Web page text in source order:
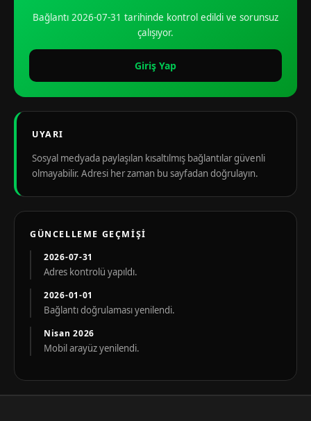
Bağlantı 2026-07-31 tarihinde kontrol edildi ve sorunsuz
çalışıyor.
Giriş Yap
UYARI
Sosyal medyada paylaşılan kısaltılmış bağlantılar güvenli
olmayabilir. Adresi her zaman bu sayfadan doğrulayın.
GÜNCELLEME GEÇMIŞI
2026-07-31
Adres kontrolü yapıldı.
2026-01-01
Bağlantı doğrulaması yenilendi.
Nisan 2026
Mobil arayüz yenilendi.